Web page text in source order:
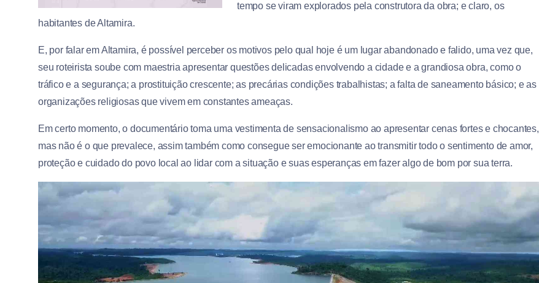
tempo se viram explorados pela construtora da obra; e claro, os
habitantes de Altamira.
E, por falar em Altamira, é possível perceber os motivos pelo qual hoje é um lugar abandonado e falido, uma vez que,
seu roteirista soube com maestria apresentar questões delicadas envolvendo a cidade e a grandiosa obra, como o
tráfico e a segurança; a prostituição crescente; as precárias condições trabalhistas; a falta de saneamento básico; e as
organizações religiosas que vivem em constantes ameaças.
Em certo momento, o documentário toma uma vestimenta de sensacionalismo ao apresentar cenas fortes e chocantes,
mas não é o que prevalece, assim também como consegue ser emocionante ao transmitir todo o sentimento de amor,
proteção e cuidado do povo local ao lidar com a situação e suas esperanças em fazer algo de bom por sua terra.